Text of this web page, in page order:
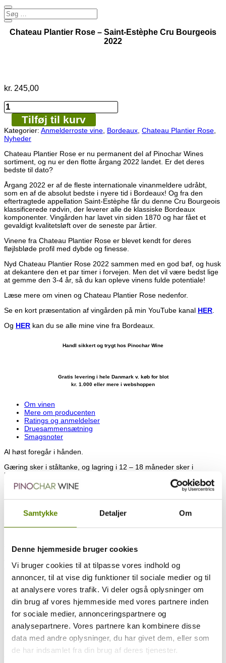
Samtykke Detaljer Om
Denne hjemmeside bruger cookies
Vi bruger cookies til at tilpasse vores indhold og
annoncer, til at vise dig funktioner til sociale medier og til
at analysere vores trafik. Vi deler også oplysninger om
din brug af vores hjemmeside med vores partnere inden
for sociale medier, annonceringspartnere og
analysepartnere. Vores partnere kan kombinere disse
data med andre oplysninger, du har givet dem, eller som
de har indsamlet fra din brug af deres tjenester.
Chateau Plantier Rose – Saint-Estèphe Cru Bourgeois
2022
kr. 245,00
Chateau
Plantier
-
Saint-
Estèphe
Cru
Bourgeois
2022
Tilføj til kurv
Kategorier: Anmelderroste vine Bordeaux Chateau Plantier Rose
Nyheder
Chateau Plantier Rose er nu permanent del af Pinochar Wines
sortiment, og nu er den flotte årgang 2022 landet. Er det deres
bedste til dato?
Årgang 2022 er af de fleste internationale vinanmeldere udråbt,
som en af de absolut bedste i nyere tid i Bordeaux! Og fra den
eftertragtede appellation Saint-Estèphe får du denne Cru Bourgeois
klassificerede rødvin, der leverer alle de klassiske Bordeaux
komponenter. Vingården har lavet vin siden 1870 og har fået et
gevaldigt kvalitetsløft over de seneste par årtier.
Vinene fra Chateau Plantier Rose er blevet kendt for deres
fløjlsbløde profil med dybde og finesse.
Nyd Chateau Plantier Rose 2022 sammen med en god bøf, og husk
at dekantere den et par timer i forvejen. Men det vil være bedst lige
at gemme den 3-4 år, så du kan opleve vinens fulde potentiale!
Læse mere om vinen og Chateau Plantier Rose nedenfor.
Se en kort præsentation af vingården på min YouTube kanal HER
Og HER kan du se alle mine vine fra Bordeaux.
Handl sikkert og trygt hos Pinochar Wine
Gratis levering i hele Danmark v. køb for blot
kr. 1.000 eller mere i webshoppen
Om vinen
Mere om producenten
Ratings og anmeldelser
Druesammensætning
Smagsnoter
Al høst foregår i hånden.
Gæring sker i ståltanke, og lagring i 12 – 18 måneder sker i
klassiske franske egetræsfade. Det er overvejende nye fade, der
anvendes.
Jordbunden er overvejende den klassiske Saint-Estèphe jordbund
siden 1870. Den smukke ejendom er beliggende i byen Leyssac i
Saint-Estèphe appellationen.Til ejendommen hører 10 hektar
vinmarker. Hovedbygningen er oprindelig bygget af Napoleon d. III.
Oprindelig kendt som “Chateau La Rose”
I dag ejes slottet af Françoise Conte, der er gift med Michel. De
repræsenterer den femte generation af familien. Faktisk er de
begge to uddannet jurister. Men da de stod til at skulle overtage
ansvaret for vingården gik Françoise på skolebænken igen.
Françoise og Michel har i den grad sat deres aftryk på slotte og
produktionen. De har løftet produktionen til moderne metoder og
udstyr, og har opgraderet nærmest over hele linjer.
Produktionen ligger i dag på omkring 60.000 flasker om året, og
distribueres via klassiske kanaler, men også direkte til importører